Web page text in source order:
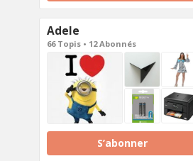
Adele
66 Topis • 12 Abonnés
S’abonner